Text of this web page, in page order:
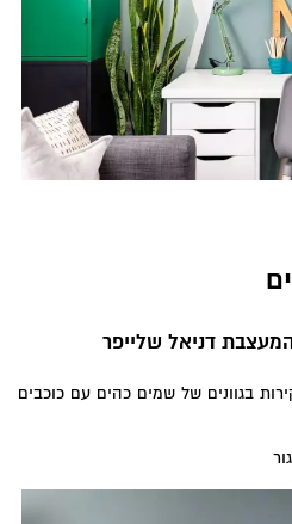
דניאל שלייפר
בגוונים של שמים כהים עם כוכבים